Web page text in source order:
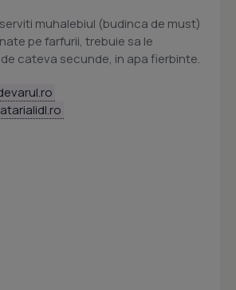
muhalebiul (budinca de must)
pe farfurii, trebuie sa le
cateva secunde, in apa fierbinte.